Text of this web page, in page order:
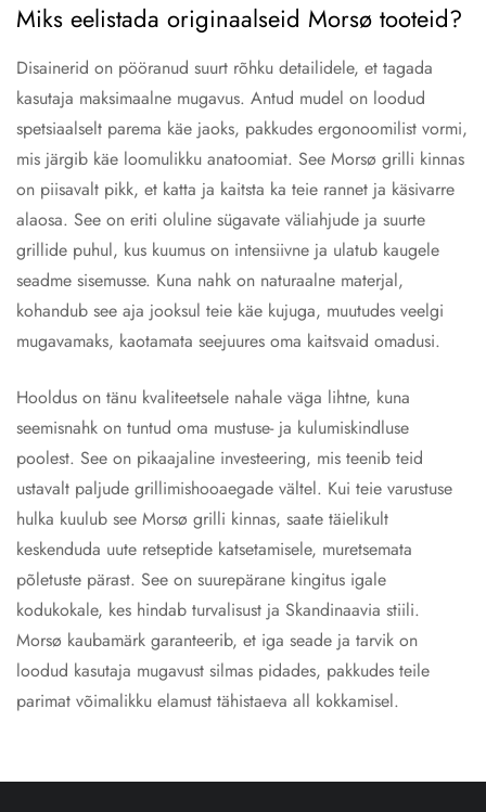
Miks eelistada originaalseid Morsø tooteid?
Disainerid on pööranud suurt rõhku detailidele, et tagada
kasutaja maksimaalne mugavus. Antud mudel on loodud
spetsiaalselt parema käe jaoks, pakkudes ergonoomilist vormi,
mis järgib käe loomulikku anatoomiat. See Morsø grilli kinnas
on piisavalt pikk, et katta ja kaitsta ka teie rannet ja käsivarre
alaosa. See on eriti oluline sügavate väliahjude ja suurte
grillide puhul, kus kuumus on intensiivne ja ulatub kaugele
seadme sisemusse. Kuna nahk on naturaalne materjal,
kohandub see aja jooksul teie käe kujuga, muutudes veelgi
mugavamaks, kaotamata seejuures oma kaitsvaid omadusi.
Hooldus on tänu kvaliteetsele nahale väga lihtne, kuna
seemisnahk on tuntud oma mustuse- ja kulumiskindluse
poolest. See on pikaajaline investeering, mis teenib teid
ustavalt paljude grillimishooaegade vältel. Kui teie varustuse
hulka kuulub see Morsø grilli kinnas, saate täielikult
keskenduda uute retseptide katsetamisele, muretsemata
põletuste pärast. See on suurepärane kingitus igale
kodukokale, kes hindab turvalisust ja Skandinaavia stiili.
Morsø kaubamärk garanteerib, et iga seade ja tarvik on
loodud kasutaja mugavust silmas pidades, pakkudes teile
parimat võimalikku elamust tähistaeva all kokkamisel.